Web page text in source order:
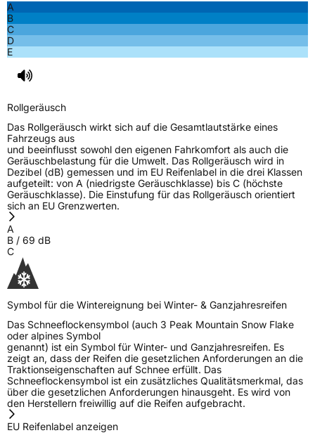
A
B
C
D
E
Rollgeräusch
Das Rollgeräusch wirkt sich auf die Gesamtlautstärke eines
Fahrzeugs aus
und beeinflusst sowohl den eigenen Fahrkomfort als auch die
Geräuschbelastung für die Umwelt. Das Rollgeräusch wird in
Dezibel (dB) gemessen und im EU Reifenlabel in die drei Klassen
aufgeteilt: von A (niedrigste Geräuschklasse) bis C (höchste
Geräuschklasse). Die Einstufung für das Rollgeräusch orientiert
sich an EU Grenzwerten.
A
B / 69 dB
C
Symbol für die Wintereignung bei Winter- & Ganzjahresreifen
Das Schneeflockensymbol (auch 3 Peak Mountain Snow Flake
oder alpines Symbol
genannt) ist ein Symbol für Winter- und Ganzjahresreifen. Es
zeigt an, dass der Reifen die gesetzlichen Anforderungen an die
Traktionseigenschaften auf Schnee erfüllt. Das
Schneeflockensymbol ist ein zusätzliches Qualitätsmerkmal, das
über die gesetzlichen Anforderungen hinausgeht. Es wird von
den Herstellern freiwillig auf die Reifen aufgebracht.
EU Reifenlabel anzeigen